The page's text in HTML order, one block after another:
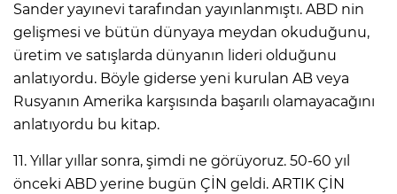
Sander yayınevi tarafından yayınlanmıştı. ABD nin
gelişmesi ve bütün dünyaya meydan okuduğunu,
üretim ve satışlarda dünyanın lideri olduğunu
anlatıyordu. Böyle giderse yeni kurulan AB veya
Rusyanın Amerika karşısında başarılı olamayacağını
anlatıyordu bu kitap.
11. Yıllar yıllar sonra, şimdi ne görüyoruz. 50-60 yıl
önceki ABD yerine bugün ÇİN geldi. ARTIK ÇİN